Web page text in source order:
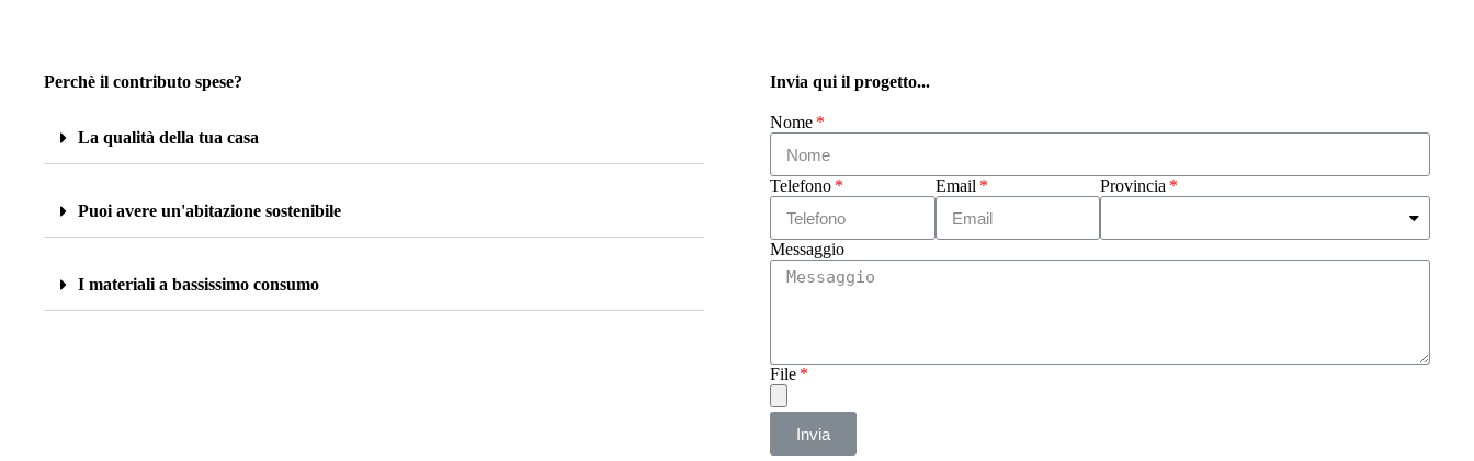
Perchè il contributo spese?
La qualità della tua casa
Puoi avere un'abitazione sostenibile
I materiali a bassissimo consumo
Invia qui il progetto...
Nome
Telefono Email Provincia
Messaggio
File
Invia